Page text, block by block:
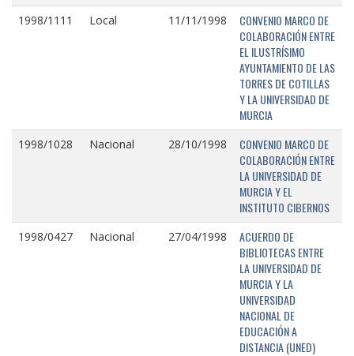
1998/1111 Local 11/11/1998
CONVENIO MARCO DE
COLABORACIÓN ENTRE
EL ILUSTRÍSIMO
AYUNTAMIENTO DE LAS
TORRES DE COTILLAS
Y LA UNIVERSIDAD DE
MURCIA
1998/1028 Nacional 28/10/1998
CONVENIO MARCO DE
COLABORACIÓN ENTRE
LA UNIVERSIDAD DE
MURCIA Y EL
INSTITUTO CIBERNOS
1998/0427 Nacional 27/04/1998
ACUERDO DE
BIBLIOTECAS ENTRE
LA UNIVERSIDAD DE
MURCIA Y LA
UNIVERSIDAD
NACIONAL DE
EDUCACIÓN A
DISTANCIA (UNED)